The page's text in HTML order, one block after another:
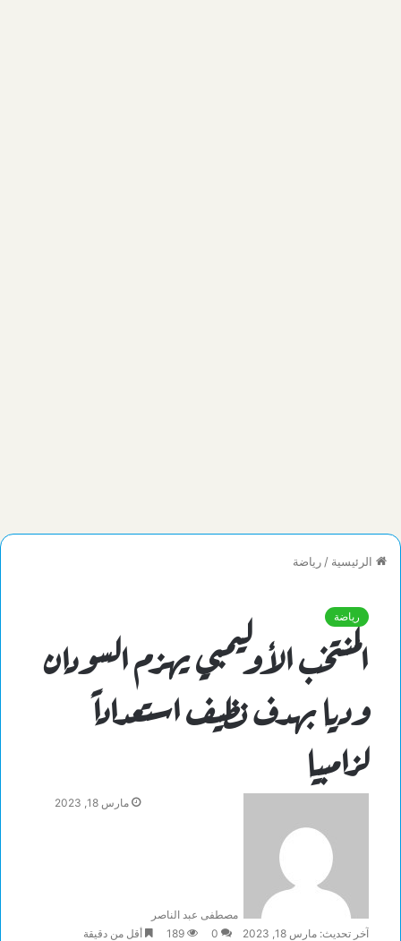
الرئيسية / رياضة
رياضة
المنتخب الأوليمبي يهزم السودان
وديا بهدف نظيف استعداداً
لزامبيا
مصطفى عبد الناصر
مارس 18, 2023
آخر تحديث: مارس 18, 2023 0
189 أقل من دقيقة